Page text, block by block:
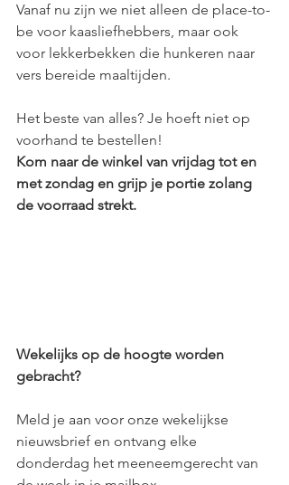
Vanaf nu zijn we niet alleen de place-to-
be voor kaasliefhebbers, maar ook
voor lekkerbekken die hunkeren naar
vers bereide maaltijden.
Het beste van alles? Je hoeft niet op
voorhand te bestellen!
Kom naar de winkel van vrijdag tot en
met zondag en grijp je portie zolang
de voorraad strekt.
Wekelijks op de hoogte worden
gebracht?
Meld je aan voor onze wekelijkse
nieuwsbrief en ontvang elke
donderdag het meeneemgerecht van